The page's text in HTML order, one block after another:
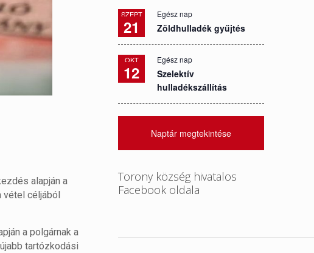
alapján a
céljából
a polgárnak a
tartózkodási
SZEPT
21
Egész nap
Zöldhulladék gyűjtés
OKT
12
Egész nap
Szelektív
hulladékszállítás
Naptár megtekintése
Torony község hivatalos
Facebook oldala